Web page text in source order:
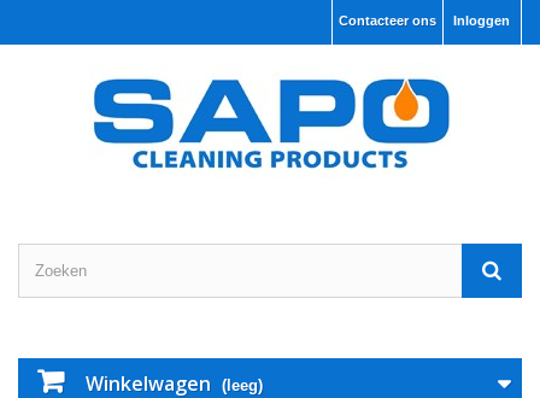
Inloggen
Contacteer ons
Winkelwagen (leeg)